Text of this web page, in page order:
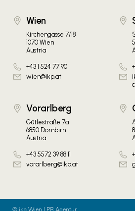
Wien
Kirchengasse 7/18
1070 Wien
Austria
+43 1 524 77 90
wien@ikp.at
Vorarlberg
Gütlestraße 7a
6850 Dornbirn
Austria
+43 5572 39 88 11
vorarlberg@ikp.at
© ikp Wien | PR Agentur